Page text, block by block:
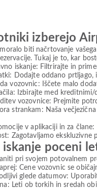
izberejo
biti načrtovanje
Tukaj je to, kar
iskanje: Filtrirajte in
Dodajte oddano prtljago,
vozovnic: Iščete malo
Izbirajte med
vozovnice: Prejmite
strankam: Naša
v aplikaciji in za
Zagotavljamo
iskanje poceni
pri svojem potovalnem
Cene vozovnic se
glede datumov:
Leti ob torkih in sredah